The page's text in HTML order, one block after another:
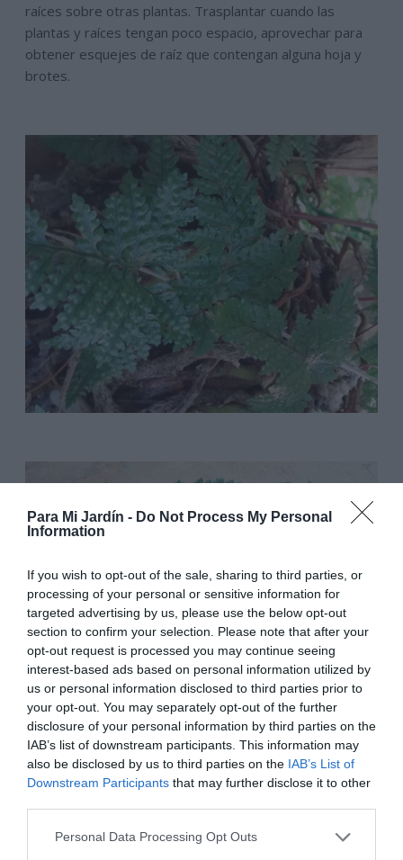
Para Mi Jardín - Do Not Process My Personal
Information
If you wish to opt-out of the sale, sharing to third parties, or
processing of your personal or sensitive information for
targeted advertising by us, please use the below opt-out
section to confirm your selection. Please note that after your
opt-out request is processed you may continue seeing
interest-based ads based on personal information utilized by
us or personal information disclosed to third parties prior to
your opt-out. You may separately opt-out of the further
disclosure of your personal information by third parties on the
IAB’s list of downstream participants. This information may
also be disclosed by us to third parties on the IAB’s List of
Downstream Participants that may further disclose it to other
Personal Data Processing Opt Outs
raíces sobre otras plantas. Trasplantar cuando las
plantas y raíces tengan poco espacio, aprovechar para
obtener esquejes de raíz que contengan alguna hoja y
brotes.
Desde el principio de primavera hasta el final de otoño,
es recomendable abonar las plantas, utilizar un abono
en invierno no abonar. Si la cultivamos en interior